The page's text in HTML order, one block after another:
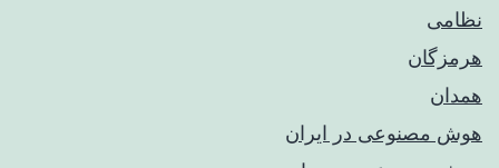
نظامی
هرمزگان
همدان
هوش مصنوعی در ایران